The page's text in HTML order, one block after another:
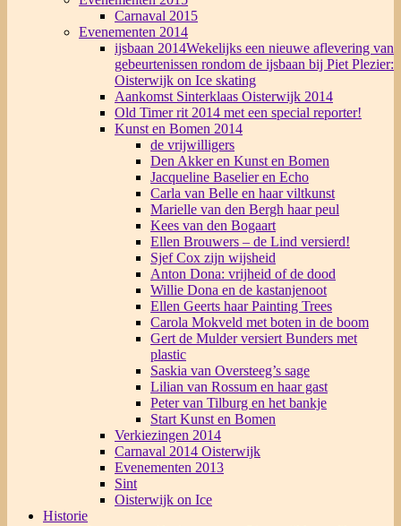
Carnaval 2015
Evenementen 2014
ijsbaan 2014Wekelijks een nieuwe aflevering van
gebeurtenissen rondom de ijsbaan bij Piet Plezier:
Oisterwijk on Ice skating
Aankomst Sinterklaas Oisterwijk 2014
Old Timer rit 2014 met een special reporter!
Kunst en Bomen 2014
de vrijwilligers
Den Akker en Kunst en Bomen
Jacqueline Baselier en Echo
Carla van Belle en haar viltkunst
Marielle van den Bergh haar peul
Kees van den Bogaart
Ellen Brouwers – de Lind versierd!
Sjef Cox zijn wijsheid
Anton Dona: vrijheid of de dood
Willie Dona en de kastanjenoot
Ellen Geerts haar Painting Trees
Carola Mokveld met boten in de boom
Gert de Mulder versiert Bunders met
plastic
Saskia van Oversteeg’s sage
Lilian van Rossum en haar gast
Peter van Tilburg en het bankje
Start Kunst en Bomen
Verkiezingen 2014
Carnaval 2014 Oisterwijk
Evenementen 2013
Sint
Oisterwijk on Ice
Historie